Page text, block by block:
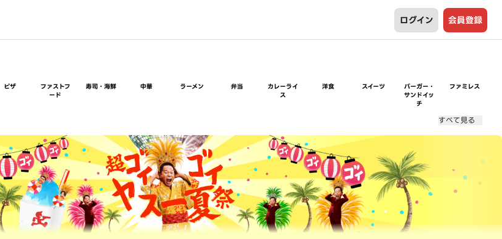
ログイン 会員登録
ピザ
ファストフ
ード
寿司・海鮮 中華 ラーメン 弁当
カレーライ
ス
洋食 スイーツ
バーガー・
サンドイッ
チ
ファミレス
すべて見る